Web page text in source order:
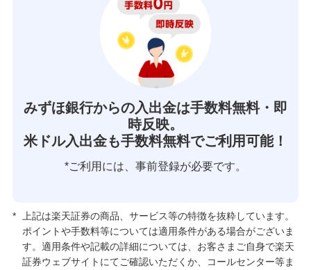
みずほ銀行からの入出金は手数料無料・即
時反映。
米ドル入出金も手数料無料でご利用可能！
*ご利用には、事前登録が必要です。
* 上記は楽天証券の商品、サービス等の特徴を抜粋しています。
ポイントや手数料等については適用条件がある場合がございま
す。適用条件や記載の詳細については、お客さまご自身で楽天
証券ウェブサイトにてご確認いただくか、コールセンター等ま